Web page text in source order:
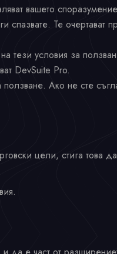
вашето
спазвате. Те очертават
тези условия за
DevSuite Pro.
Ако не сте
цели, стига това